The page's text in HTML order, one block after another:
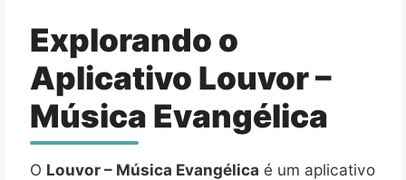
Explorando o
Aplicativo Louvor –
Música Evangélica
O Louvor – Música Evangélica é um aplicativo